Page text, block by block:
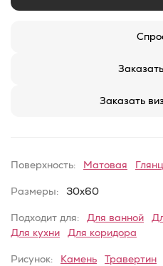
Заказать
Поверхность: Матовая
Размеры: 30x60
Подходит для: Для ванной
Для кухни
Для коридора
Рисунок: Камень Травертин